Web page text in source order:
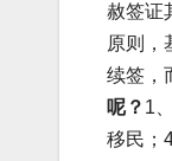
赦签证
原则，
续签，
呢？ 1
移民；